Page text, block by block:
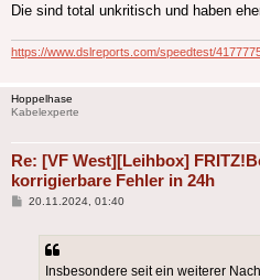
Die sind total unkritisch und haben
https://www.dslreports.com/speedtest/
Hoppelhase
Kabelexperte
Re: [VF West][Leihbox]
korrigierbare Fehler in 24h
Beitrag
20.11.2024, 01:40
Insbesondere seit ein weiterer